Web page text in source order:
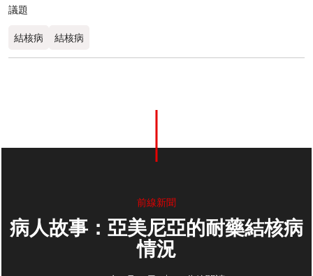
議題
結核病 結核病
前線新聞
病人故事：亞美尼亞的耐藥結核病
情況